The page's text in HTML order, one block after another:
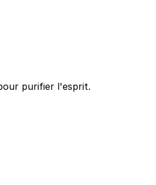
purifier l'esprit.